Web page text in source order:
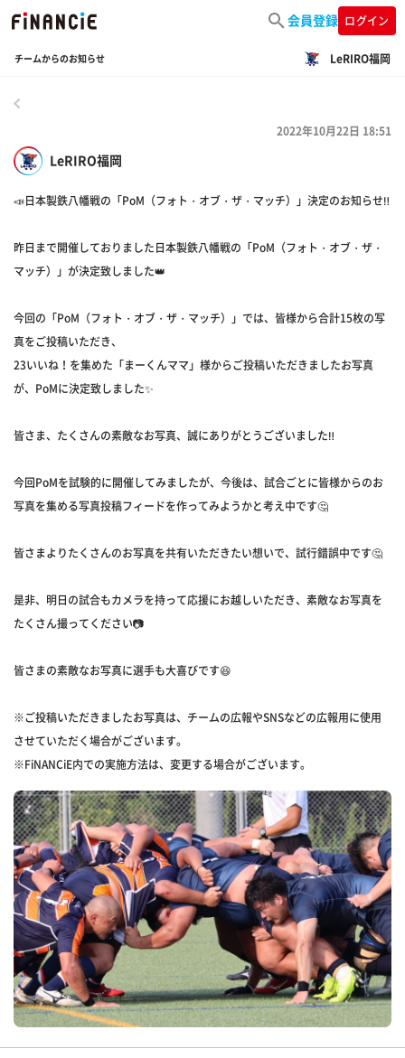
会員登録 ログイン
チームからのお知らせ LeRIRO福岡
LeRIRO福岡
2022年10月22日 18:51
📣日本製鉄八幡戦の「PoM（フォト・オブ・ザ・マッチ）」決定のお知らせ‼
昨日まで開催しておりました日本製鉄八幡戦の「PoM（フォト・オブ・ザ・
マッチ）」が決定致しました👑
今回の「PoM（フォト・オブ・ザ・マッチ）」では、皆様から合計15枚の写
真をご投稿いただき、
23いいね！を集めた「まーくんママ」様からご投稿いただきましたお写真
が、PoMに決定致しました✨
皆さま、たくさんの素敵なお写真、誠にありがとうございました‼️
今回PoMを試験的に開催してみましたが、今後は、試合ごとに皆様からのお
写真を集める写真投稿フィードを作ってみようかと考え中です🤔
皆さまよりたくさんのお写真を共有いただきたい想いで、試行錯誤中です🤔
是非、明日の試合もカメラを持って応援にお越しいただき、素敵なお写真を
たくさん撮ってください📷
皆さまの素敵なお写真に選手も大喜びです😆
※ご投稿いただきましたお写真は、チームの広報やSNSなどの広報用に使用
させていただく場合がございます。
※FiNANCiE内での実施方法は、変更する場合がございます。